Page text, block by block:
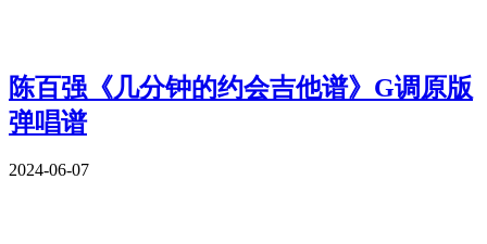
陈百强《几分钟的约会吉他谱》G调原版
弹唱谱
2024-06-07